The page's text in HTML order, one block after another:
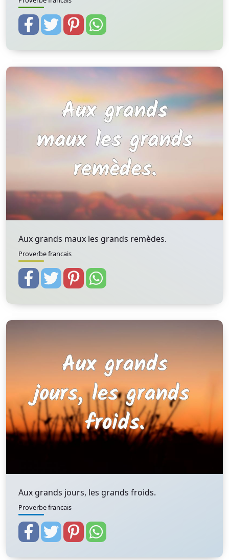
Aux grands maux les grands remèdes.
Proverbe francais
Aux grands jours, les grands froids.
Proverbe francais